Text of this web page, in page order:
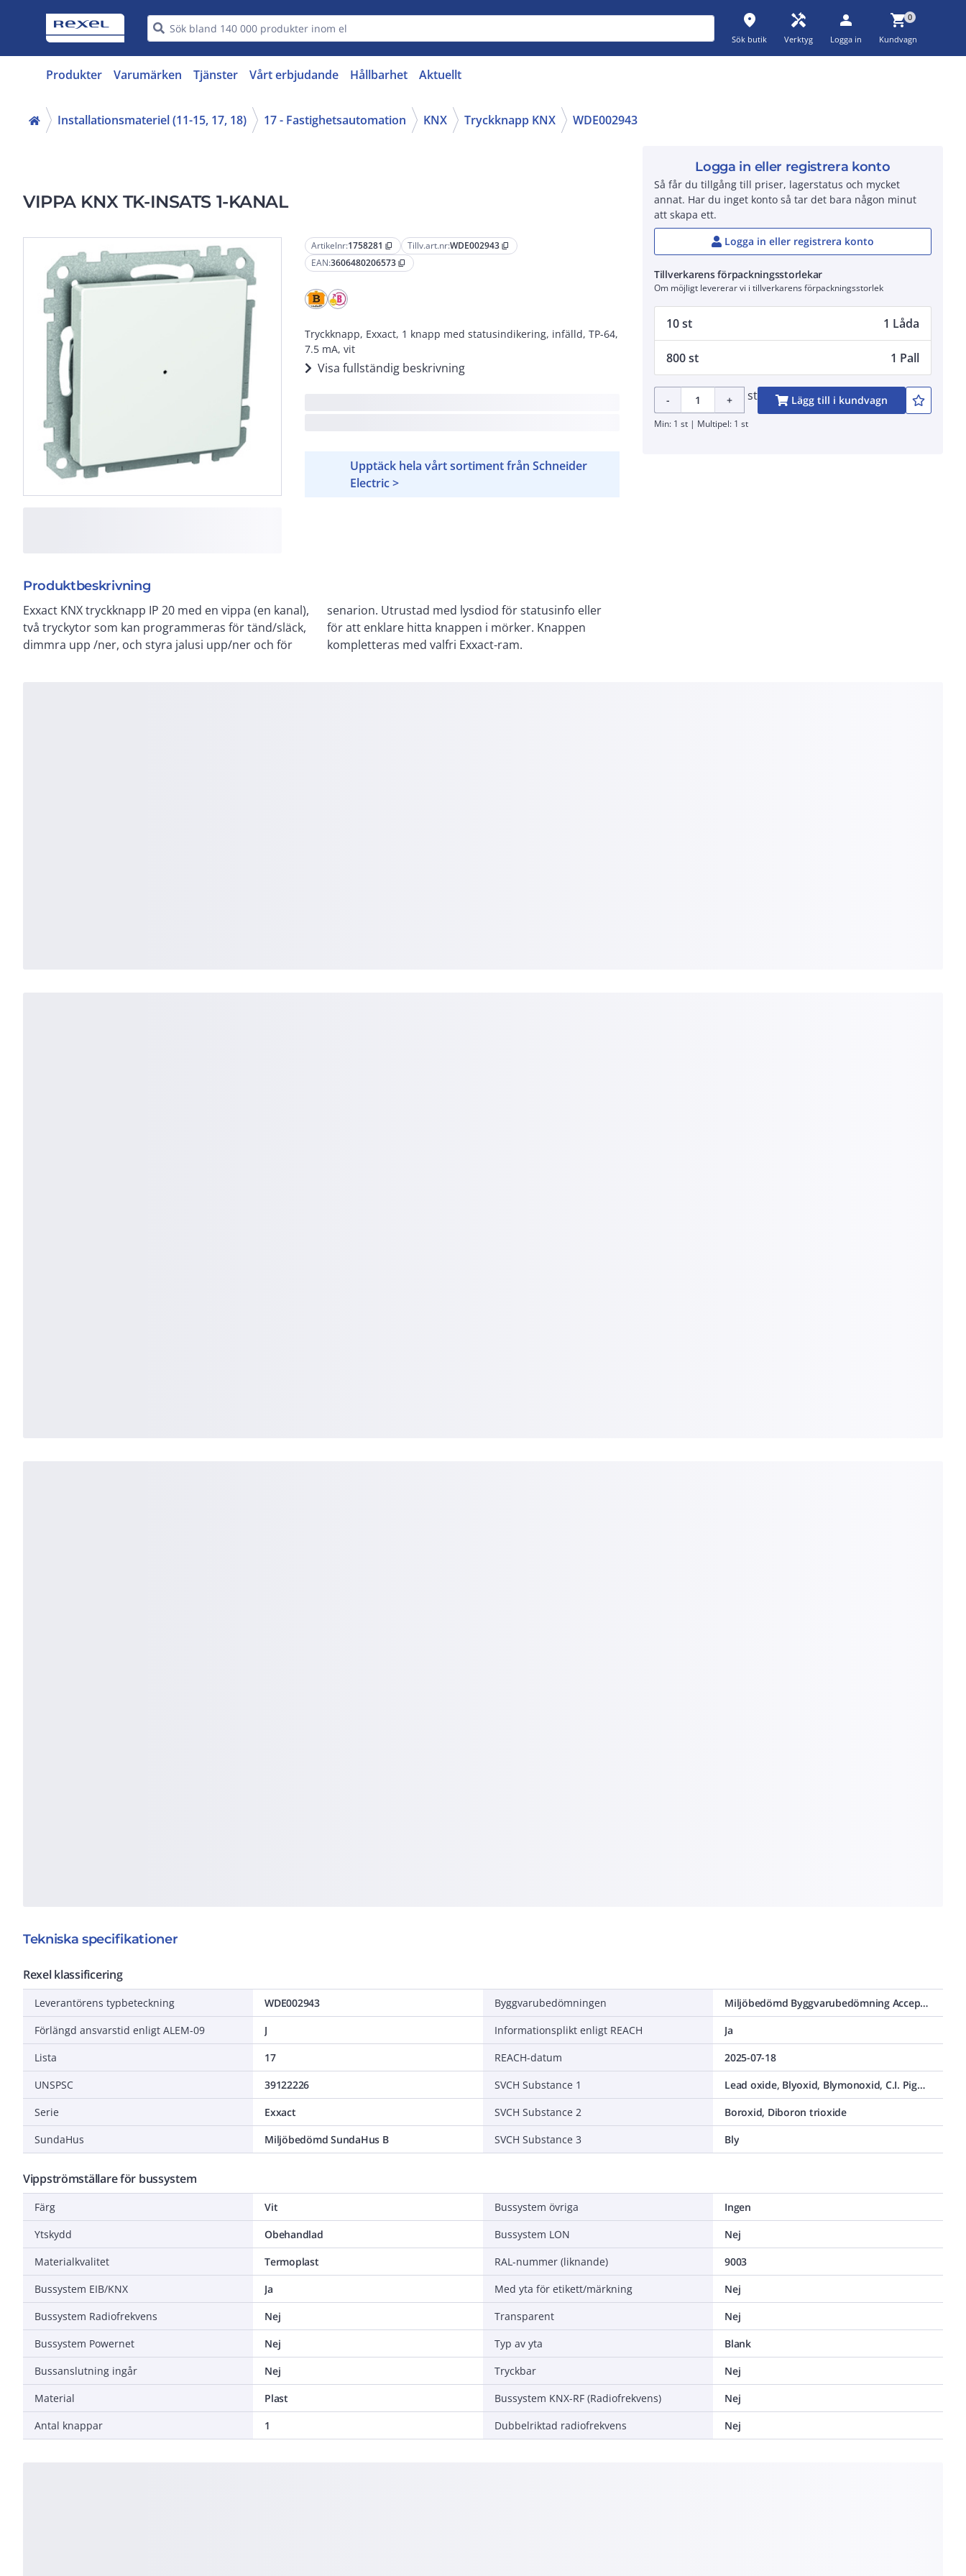
place
Sök butik
handyman
Verktyg
person
Logga in
shopping_cart0
Kundvagn
Produkter Varumärken Tjänster Vårt erbjudande Hållbarhet Aktuellt
Installationsmateriel (11-15, 17, 18) 17 - Fastighetsautomation KNX Tryckknapp KNX WDE002943
VIPPA KNX TK-INSATS 1-KANAL
Artikelnr:1758281 content_copy Tillv.art.nr:WDE002943 content_copy
EAN:3606480206573 content_copy
Tryckknapp, Exxact, 1 knapp med statusindikering, infälld, TP-64,
7.5 mA, vit
Visa fullständig beskrivning
Upptäck hela vårt sortiment från Schneider
Electric >
Produktbeskrivning
Exxact KNX tryckknapp IP 20 med en vippa (en kanal),
två tryckytor som kan programmeras för tänd/släck,
dimmra upp /ner, och styra jalusi upp/ner och för
senarion. Utrustad med lysdiod för statusinfo eller
för att enklare hitta knappen i mörker. Knappen
kompletteras med valfri Exxact-ram.
Logga in eller registrera konto
Så får du tillgång till priser, lagerstatus och mycket
annat. Har du inget konto så tar det bara någon minut
att skapa ett.
Logga in eller registrera konto
Tillverkarens förpackningsstorlekar
Om möjligt levererar vi i tillverkarens förpackningsstorlek
10 st 1 Låda
800 st 1 Pall
- + st Lägg till i kundvagn
Min: 1 st | Multipel: 1 st
Tekniska specifikationer
Rexel klassificering
Leverantörens typbeteckning
WDE002943
Förlängd ansvarstid enligt ALEM-09
J
Lista
17
UNSPSC
39122226
Serie
Exxact
SundaHus
Miljöbedömd SundaHus B
Byggvarubedömningen
Miljöbedömd Byggvarubedömning Accepteras
Informationsplikt enligt REACH
Ja
REACH-datum
2025-07-18
SVCH Substance 1
Lead oxide, Blyoxid, Blymonoxid, C.I. Pigment Yellow 46 , C.I. 77577, Litharge, Lead(II) oxide
SVCH Substance 2
Boroxid, Diboron trioxide
SVCH Substance 3
Bly
Vippströmställare för bussystem
Färg
Vit
Ytskydd
Obehandlad
Materialkvalitet
Termoplast
Bussystem EIB/KNX
Ja
Bussystem Radiofrekvens
Nej
Bussystem Powernet
Nej
Bussanslutning ingår
Nej
Material
Plast
Antal knappar
1
Bussystem övriga
Ingen
Bussystem LON
Nej
RAL-nummer (liknande)
9003
Med yta för etikett/märkning
Nej
Transparent
Nej
Typ av yta
Blank
Tryckbar
Nej
Bussystem KNX-RF (Radiofrekvens)
Nej
Dubbelriktad radiofrekvens
Nej